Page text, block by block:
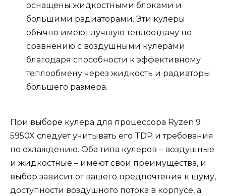
оснащены жидкостными блоками и
большими радиаторами. Эти кулеры
обычно имеют лучшую теплоотдачу по
сравнению с воздушными кулерами
благодаря способности к эффективному
теплообмену через жидкость и радиаторы
большего размера.
При выборе кулера для процессора Ryzen 9
5950X следует учитывать его TDP и требования
по охлаждению. Оба типа кулеров – воздушные
и жидкостные – имеют свои преимущества, и
выбор зависит от вашего предпочтения к шуму,
доступности воздушного потока в корпусе, а